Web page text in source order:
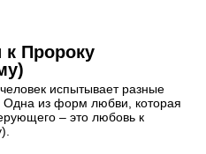
к Пророку
испытывает разные
Одна из форм любви, которая
– это любовь к